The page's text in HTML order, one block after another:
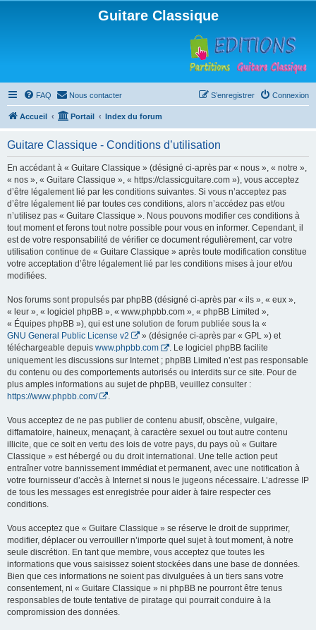
Guitare Classique
FAQ Nous contacter Connexion
S’enregistrer
Accueil Portail Index du forum
Guitare Classique - Conditions d’utilisation
En accédant à « Guitare Classique » (désigné ci-après par « nous », « notre »,
« nos », « Guitare Classique », « https://classicguitare.com »), vous acceptez
d’être légalement lié par les conditions suivantes. Si vous n’acceptez pas
d’être légalement lié par toutes ces conditions, alors n’accédez pas et/ou
n’utilisez pas « Guitare Classique ». Nous pouvons modifier ces conditions à
tout moment et ferons tout notre possible pour vous en informer. Cependant, il
est de votre responsabilité de vérifier ce document régulièrement, car votre
utilisation continue de « Guitare Classique » après toute modification constitue
votre acceptation d’être légalement lié par les conditions mises à jour et/ou
modifiées.
Nos forums sont propulsés par phpBB (désigné ci-après par « ils », « eux »,
« leur », « logiciel phpBB », « www.phpbb.com », « phpBB Limited »,
« Équipes phpBB »), qui est une solution de forum publiée sous la «
GNU General Public License v2
» (désignée ci-après par « GPL ») et
téléchargeable depuis www.phpbb.com
. Le logiciel phpBB facilite
uniquement les discussions sur Internet ; phpBB Limited n’est pas responsable
du contenu ou des comportements autorisés ou interdits sur ce site. Pour de
plus amples informations au sujet de phpBB, veuillez consulter :
https://www.phpbb.com/
Vous acceptez de ne pas publier de contenu abusif, obscène, vulgaire,
diffamatoire, haineux, menaçant, à caractère sexuel ou tout autre contenu
illicite, que ce soit en vertu des lois de votre pays, du pays où « Guitare
Classique » est hébergé ou du droit international. Une telle action peut
entraîner votre bannissement immédiat et permanent, avec une notification à
votre fournisseur d’accès à Internet si nous le jugeons nécessaire. L’adresse IP
de tous les messages est enregistrée pour aider à faire respecter ces
conditions.
Vous acceptez que « Guitare Classique » se réserve le droit de supprimer,
modifier, déplacer ou verrouiller n’importe quel sujet à tout moment, à notre
seule discrétion. En tant que membre, vous acceptez que toutes les
informations que vous saisissez soient stockées dans une base de données.
Bien que ces informations ne soient pas divulguées à un tiers sans votre
consentement, ni « Guitare Classique » ni phpBB ne pourront être tenus
responsables de toute tentative de piratage qui pourrait conduire à la
compromission des données.